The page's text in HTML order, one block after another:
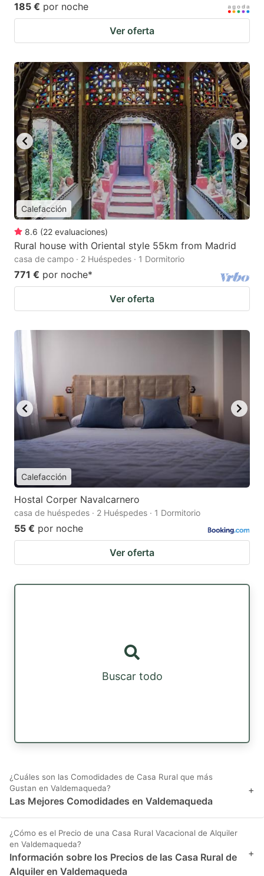
185 € por noche
Ver oferta
Calefacción
8.6 (22 evaluaciones)
Rural house with Oriental style 55km from Madrid
casa de campo · 2 Huéspedes · 1 Dormitorio
771 € por noche*
Ver oferta
Calefacción
Hostal Corper Navalcarnero
casa de huéspedes · 2 Huéspedes · 1 Dormitorio
55 € por noche
Ver oferta
Buscar todo
¿Cuáles son las Comodidades de Casa Rural que más
Gustan en Valdemaqueda?
Las Mejores Comodidades en Valdemaqueda
+
¿Cómo es el Precio de una Casa Rural Vacacional de Alquiler
en Valdemaqueda?
Información sobre los Precios de las Casa Rural de
Alquiler en Valdemaqueda
+